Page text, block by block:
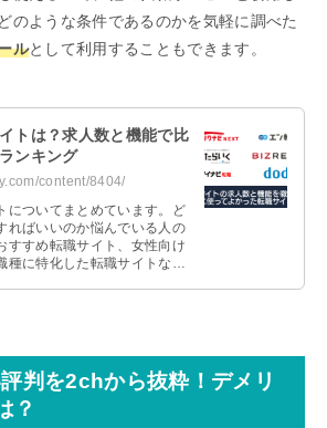
のような条件であるのかを気軽に調べた
ルとして利用することもできます。
トは？求人数と機能で比
ンキング
content/8404/
についてまとめています。ど
ればいいのか悩んでいる人の
すすめ転職サイト、女性向け
種に特化した転職サイトなど
判を2chから抜粋！デメリ
？